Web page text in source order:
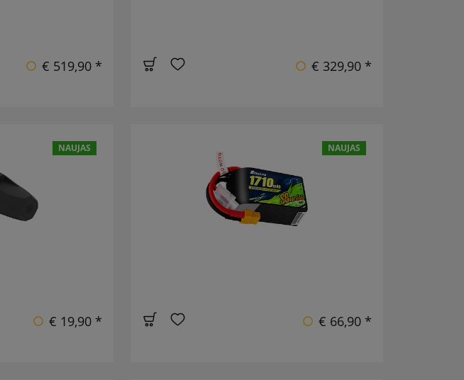
€ 519,90 * € 329,90 *
NAUJAS
€ 19,90 *
NAUJAS
€ 66,90 *